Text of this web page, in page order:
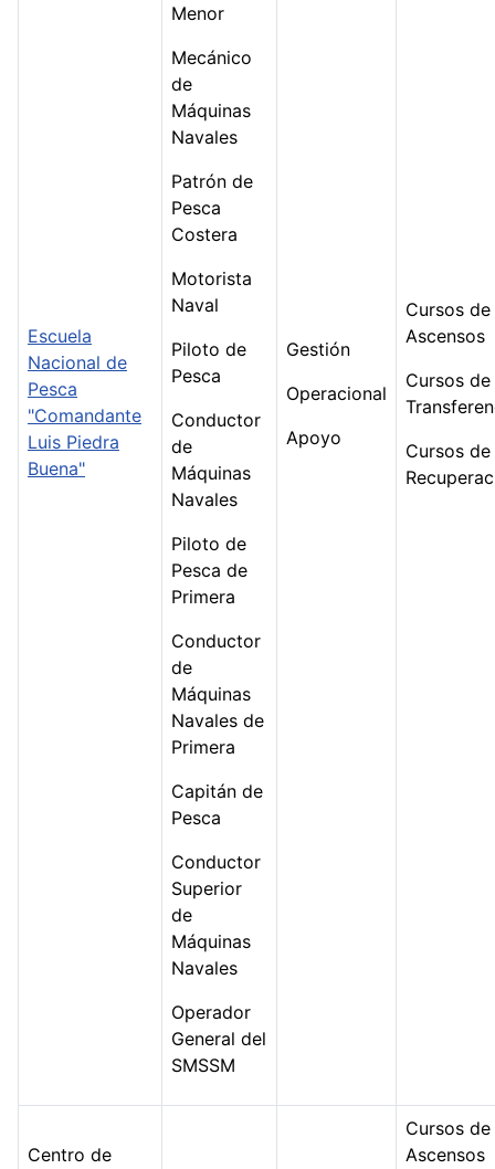
Escuela
Nacional de
Pesca
"Comandante
Luis Piedra
Buena"
Menor
Mecánico
de
Máquinas
Navales
Patrón de
Pesca
Costera
Motorista
Naval
Piloto de
Pesca
Conductor
de
Máquinas
Navales
Piloto de
Pesca de
Primera
Conductor
de
Máquinas
Navales de
Primera
Capitán de
Pesca
Conductor
Superior
de
Máquinas
Navales
Operador
General del
SMSSM
Gestión
Operacional
Apoyo
Cursos de
Ascensos
Cursos de
Cursos de
Centro de
Cursos de
Ascensos